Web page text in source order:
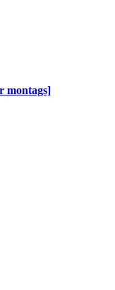
montags]